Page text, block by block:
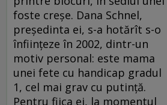
foste creşe. Dana Schnel,
preşedinta ei, s-a hotărît s-o
înfiinţeze în 2002, dintr-un
motiv personal: este mama
unei fete cu handicap gradul
1, cel mai grav cu putinţă.
Pentru fiica ei, la momentul